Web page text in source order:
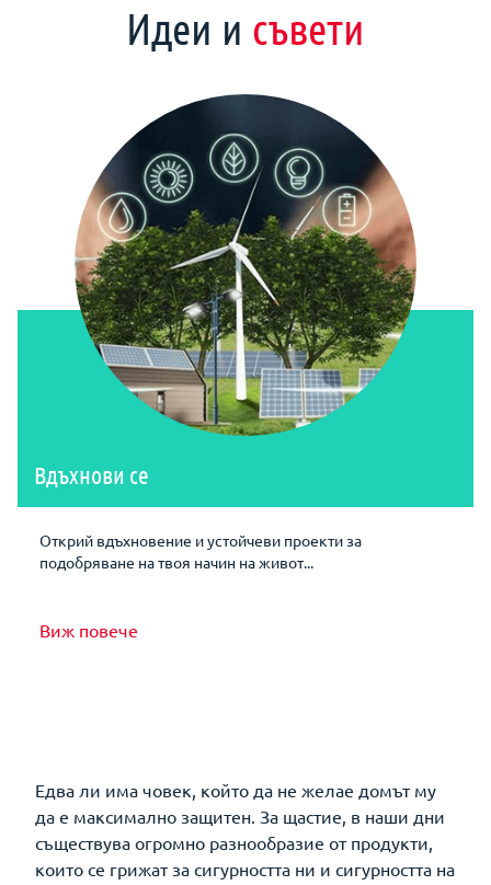
Идеи и съвети
Вдъхнови се
Открий вдъхновение и устойчеви проекти за
подобряване на твоя начин на живот...
Виж повече
Едва ли има човек, който да не желае домът му
да е максимално защитен. За щастие, в наши дни
съществува огромно разнообразие от продукти,
които се грижат за сигурността ни и сигурността на